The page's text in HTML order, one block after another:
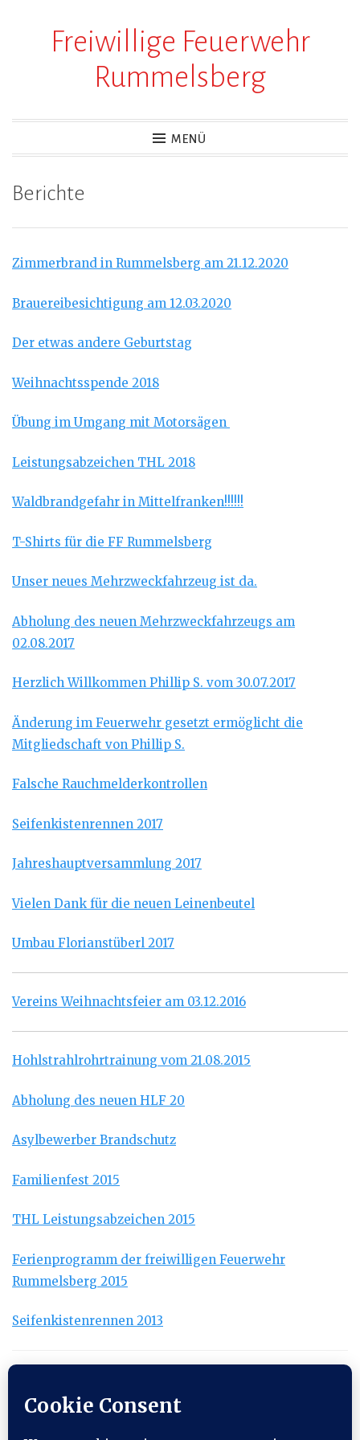
Freiwillige Feuerwehr
Rummelsberg
MENÜ
Berichte
Zimmerbrand in Rummelsberg am 21.12.2020
Brauereibesichtigung am 12.03.2020
Der etwas andere Geburtstag
Weihnachtsspende 2018
Übung im Umgang mit Motorsägen
Leistungsabzeichen THL 2018
Waldbrandgefahr in Mittelfranken!!!!!!
T-Shirts für die FF Rummelsberg
Unser neues Mehrzweckfahrzeug ist da.
Abholung des neuen Mehrzweckfahrzeugs am
02.08.2017
Herzlich Willkommen Phillip S. vom 30.07.2017
Änderung im Feuerwehr gesetzt ermöglicht die
Mitgliedschaft von Phillip S.
Falsche Rauchmelderkontrollen
Seifenkistenrennen 2017
Jahreshauptversammlung 2017
Vielen Dank für die neuen Leinenbeutel
Umbau Florianstüberl 2017
Vereins Weihnachtsfeier am 03.12.2016
Hohlstrahlrohrtrainung vom 21.08.2015
Abholung des neuen HLF 20
Asylbewerber Brandschutz
Familienfest 2015
THL Leistungsabzeichen 2015
Ferienprogramm der freiwilligen Feuerwehr
Rummelsberg 2015
Seifenkistenrennen 2013